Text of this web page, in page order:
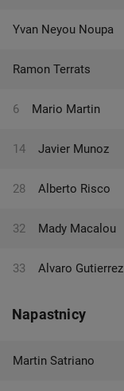
Yvan Neyou Noupa
Ramon Terrats
6 Mario Martin
14 Javier Munoz
28 Alberto Risco
32 Mady Macalou
33 Alvaro Gutierrez
Napastnicy
Martin Satriano